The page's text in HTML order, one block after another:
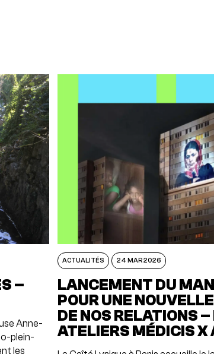
–
Anne-
plein-
les
ACTUALITÉS 24 MAR 2026
LANCEMENT DU
POUR UNE
DE NOS RELATIONS –
ATELIERS MÉDICIS X